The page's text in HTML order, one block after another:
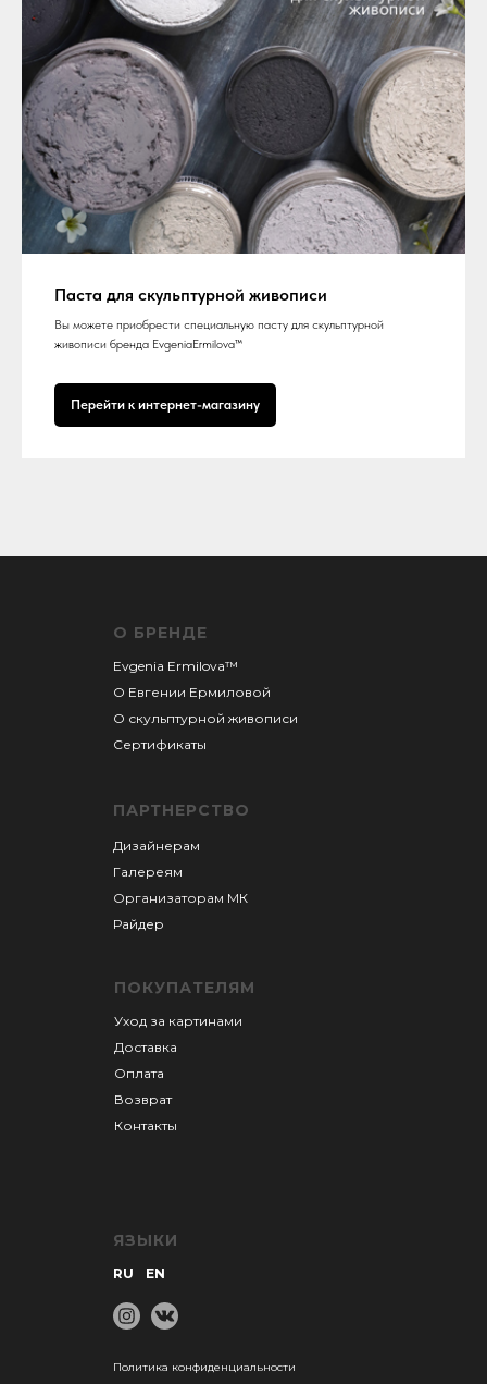
Паста для скульптурной живописи
Вы можете приобрести специальную пасту для скульптурной
живописи бренда EvgeniaErmilova™
Перейти к интернет-магазину
О БРЕНДЕ
Evgenia Ermilova™
О Евгении Ермиловой
О скульптурной живописи
Сертификаты
ПАРТНЕРСТВО
Дизайнерам
Галереям
Организаторам МК
Райдер
ПОКУПАТЕЛЯМ
Уход за картинами
Доставка
Оплата
Возврат
Контакты
ЯЗЫКИ
RU EN
Политика конфиденциальности